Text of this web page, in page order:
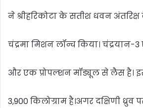
ने श्रीहरिकोटा के सतीश धवन
चंद्रमा मिशन लॉन्च किया। चंद्रयान-
और एक प्रोपल्शन मॉड्यूल से लैस है।
3,900 किलोग्राम है।अगर दक्षिणी